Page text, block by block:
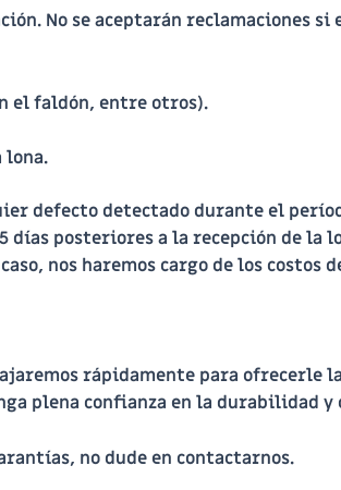
No se aceptarán reclamaciones si
el faldón, entre otros).
lona.
defecto detectado durante el
5 días posteriores a la recepción de la
nos haremos cargo de los costos
rápidamente para ofrecerle
plena confianza en la durabilidad
no dude en contactarnos.